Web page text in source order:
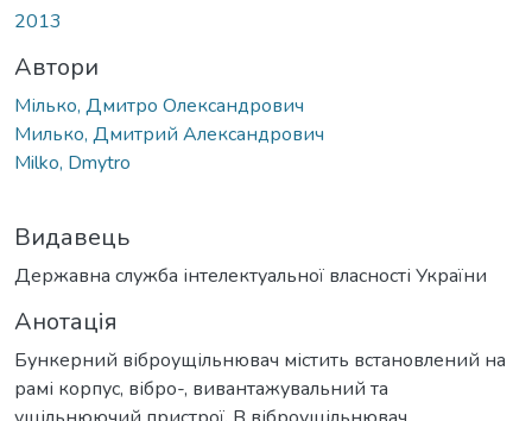
2013
Автори
Мілько, Дмитро Олександрович
Милько, Дмитрий Александрович
Milko, Dmytro
Видавець
Державна служба інтелектуальної власності України
Анотація
Бункерний віброущільнювач містить встановлений на
рамі корпус, вібро-, вивантажувальний та